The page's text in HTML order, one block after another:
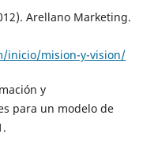
Arellano Marketing.
inicio/mision-y-vision/
y
para un modelo de